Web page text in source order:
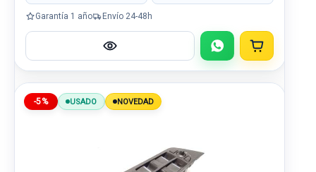
Garantía 1 año Envío 24-48h
-5% USADO NOVEDAD